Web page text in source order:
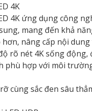
4K
4K ứng dụng công
mang đến khả
nâng cấp nội
rõ nét 4K sống động,
phù hợp với môi
cùng sắc đen sâu